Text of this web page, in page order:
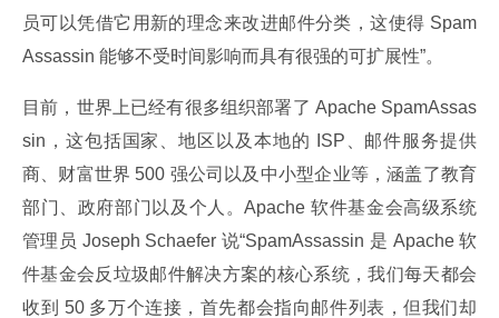
员可以凭借它用新的理念来改进邮件分类，这使得 Spam
Assassin 能够不受时间影响而具有很强的可扩展性”。
目前，世界上已经有很多组织部署了 Apache SpamAssas
sin，这包括国家、地区以及本地的 ISP、邮件服务提供
商、财富世界 500 强公司以及中小型企业等，涵盖了教育
部门、政府部门以及个人。Apache 软件基金会高级系统
管理员 Joseph Schaefer 说“SpamAssassin 是 Apache 软
件基金会反垃圾邮件解决方案的核心系统，我们每天都会
收到 50 多万个连接，首先都会指向邮件列表，但我们却